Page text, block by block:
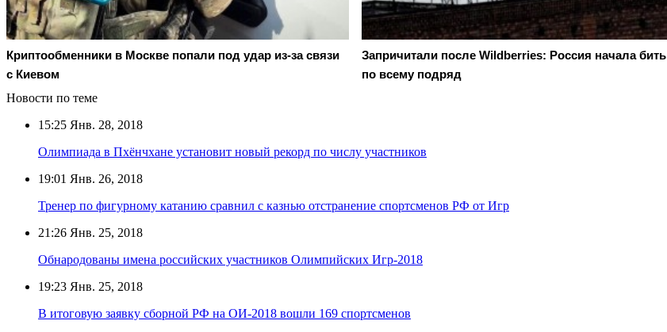
Криптообменники в Москве попали под удар из-за связи
с Киевом
Запричитали после Wildberries: Россия начала бить
по всему подряд
Новости по теме
15:25 Янв. 28, 2018
Олимпиада в Пхёнчхане установит новый рекорд по числу участников
19:01 Янв. 26, 2018
Тренер по фигурному катанию сравнил с казнью отстранение спортсменов РФ от Игр
21:26 Янв. 25, 2018
Обнародованы имена российских участников Олимпийских Игр-2018
19:23 Янв. 25, 2018
В итоговую заявку сборной РФ на ОИ-2018 вошли 169 спортсменов